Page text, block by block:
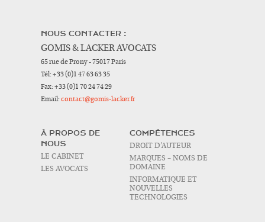
NOUS CONTACTER :
GOMIS & LACKER AVOCATS
65 rue de Prony - 75017 Paris
Tél: +33 (0)1 47 63 63 35
Fax: +33 (0)1 70 24 74 29
Email: contact@gomis-lacker.fr
À PROPOS DE
NOUS
LE CABINET
LES AVOCATS
COMPÉTENCES
DROIT D’AUTEUR
MARQUES – NOMS DE
DOMAINE
INFORMATIQUE ET
NOUVELLES
TECHNOLOGIES